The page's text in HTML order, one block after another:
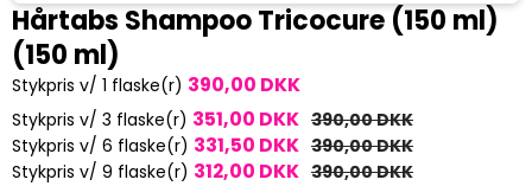
Hårtabs Shampoo Tricocure (150 ml)
(150 ml)
Stykpris v/ 1 flaske(r) 390,00 DKK
Stykpris v/ 3 flaske(r) 351,00 DKK 390,00 DKK
Stykpris v/ 6 flaske(r) 331,50 DKK 390,00 DKK
Stykpris v/ 9 flaske(r) 312,00 DKK 390,00 DKK